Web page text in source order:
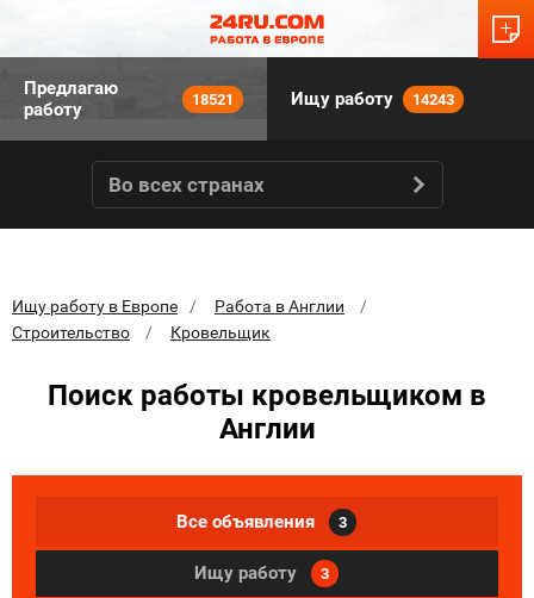
Предлагаю
работу
18521 Ищу работу 14243
Во всех странах
Ищу работу в Европе
Работа в Англии
Строительство
Кровельщик
Поиск работы кровельщиком в
Англии
Все объявления 3
Ищу работу 3